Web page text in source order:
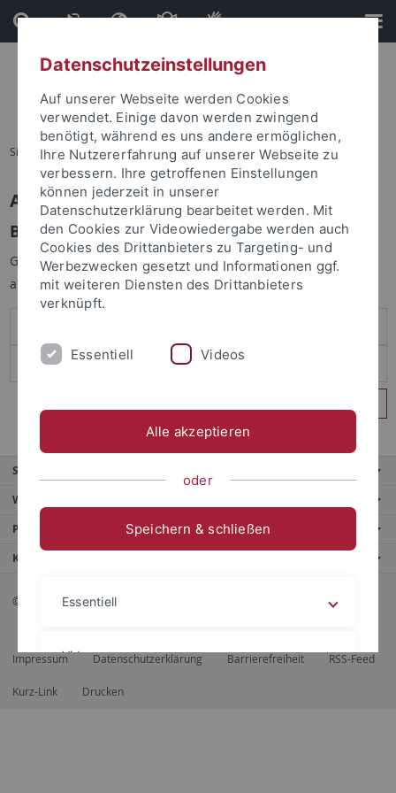
Direkt
zum
Inhalt
Direkt
zur
Fußleiste
Sie sind hier: Startseite
Anmelden
Benutzeranmeldung
Geben Sie Ihren Benutzernamen und Ihr Passwort an um sich
anzumelden:
Service
Weitere Angebote
Portale
Kontaktinfo
© 2026 Eberhard Karls Universität Tübingen, Tübingen
Impressum Datenschutzerklärung Barrierefreiheit RSS-Feed
Kurz-Link Drucken
Datenschutzeinstellungen
Auf unserer Webseite werden Cookies
verwendet. Einige davon werden zwingend
benötigt, während es uns andere ermöglichen,
Ihre Nutzererfahrung auf unserer Webseite zu
verbessern. Ihre getroffenen Einstellungen
können jederzeit in unserer
Datenschutzerklärung bearbeitet werden. Mit
den Cookies zur Videowiedergabe werden auch
Cookies des Drittanbieters zu Targeting- und
Werbezwecken gesetzt und Informationen ggf.
mit weiteren Diensten des Drittanbieters
verknüpft.
Essentiell Videos
Alle akzeptieren
oder
Speichern & schließen
Essentiell
Videos